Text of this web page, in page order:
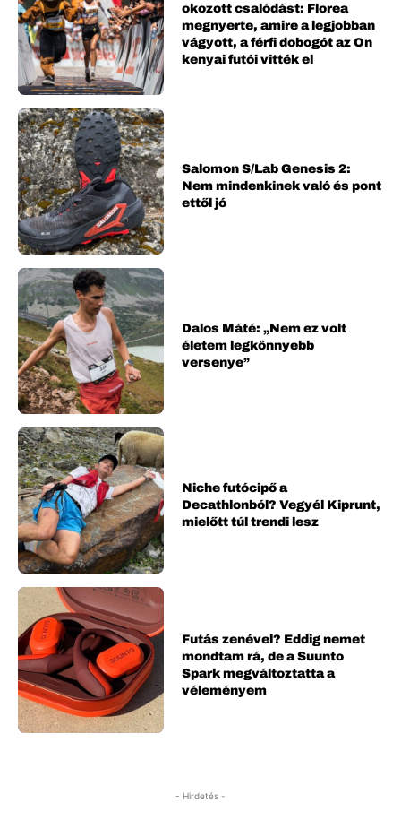
okozott csalódást: Florea
megnyerte, amire a legjobban
vágyott, a férfi dobogót az On
kenyai futói vitték el
Salomon S/Lab Genesis 2:
Nem mindenkinek való és pont
ettől jó
Dalos Máté: „Nem ez volt
életem legkönnyebb
versenye”
Niche futócipő a
Decathlonból? Vegyél Kiprunt,
mielőtt túl trendi lesz
Futás zenével? Eddig nemet
mondtam rá, de a Suunto
Spark megváltoztatta a
véleményem
- Hirdetés -